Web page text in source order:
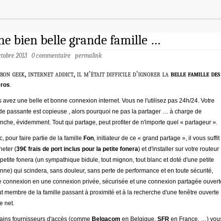
bien belle grande famille …
2013 0 commentaire permalink
geek, internet addict, il m'était difficile d'ignorer la belle famille des
.
avez une belle et bonne connexion internet. Vous ne l'utilisez pas 24h/24. Votre
passante est copieuse , alors pourquoi ne pas la partager … à charge de
évidemment. Tout qui partage, peut profiter de n'importe quel « partageur ».
pour faire partie de la famille Fon, initiateur de ce « grand partage », il vous suffit
(39€ frais de port inclus pour la petite fonera) et d'installer sur votre routeur
fonera (un sympathique bidule, tout mignon, tout blanc et doté d'une petite
qui scindera, sans douleur, sans perte de performance et en toute sécurité,
connexion en une connexion privée, sécurisée et une connexion partagée
membre de la famille passant à proximité et à la recherche d'une fenêtre ouverte
net.
fournisseurs d'accès (comme Belgacom en Belgique, SFR en France, …)